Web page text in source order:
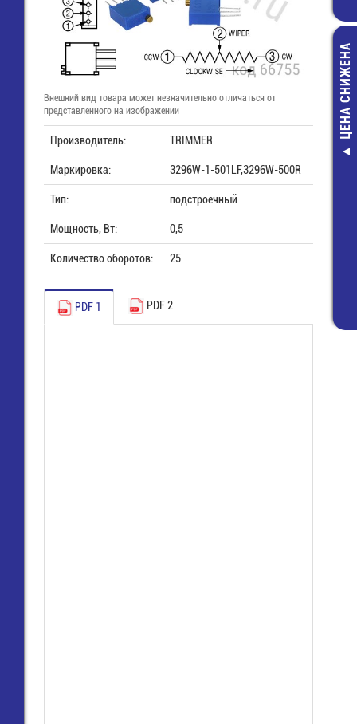
Драйвер
ЦЕНА СНИЖЕНА
Внешний вид товара может незначительно отличаться от
представленного на изображении
Производитель: TRIMMER
Маркировка: 3296W-1-501LF,3296W-500R
Тип: подстроечный
Мощность, Вт: 0,5
Количество оборотов: 25
PDF 1 PDF 2